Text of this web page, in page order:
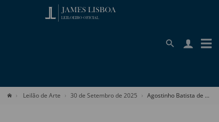
Leilão de Arte 30 de Setembro de 2025 Agostinho Batista de Freitas